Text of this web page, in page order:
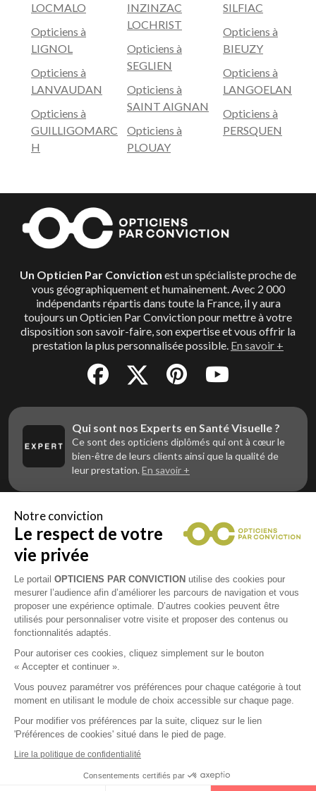
LOCMALO
Opticiens à
LIGNOL
Opticiens à
LANVAUDAN
Opticiens à
GUILLIGOMARC
H
INZINZAC
LOCHRIST
Opticiens à
SEGLIEN
Opticiens à
SAINT AIGNAN
Opticiens à
PLOUAY
SILFIAC
Opticiens à
BIEUZY
Opticiens à
LANGOELAN
Opticiens à
PERSQUEN
Un Opticien Par Conviction est un spécialiste proche de
vous géographiquement et humainement. Avec 2 000
indépendants répartis dans toute la France, il y aura
toujours un Opticien Par Conviction pour mettre à votre
disposition son savoir-faire, son expertise et vous offrir la
prestation la plus personnalisée possible. En savoir +
Qui sont nos Experts en Santé Visuelle ?
Ce sont des opticiens diplômés qui ont à cœur le
bien-être de leurs clients ainsi que la qualité de
leur prestation. En savoir +
Vous êtes un professionnel de la vue et
vous souhaitez nous rejoindre ?
Contactez Alliance Optic, la centrale d’achats et
d’accompagnement des opticiens indépendants
Contacts
2026 © Opticiens Par Conviction. Tous droits
Notre conviction
Le respect de votre
vie privée
Le portail OPTICIENS PAR CONVICTION utilise des cookies pour
mesurer l’audience afin d’améliorer les parcours de navigation et vous
proposer une expérience optimale. D’autres cookies peuvent être
utilisés pour personnaliser votre visite et proposer des contenus ou
fonctionnalités adaptés.
Pour autoriser ces cookies, cliquez simplement sur le bouton
« Accepter et continuer ».
Vous pouvez paramétrer vos préférences pour chaque catégorie à tout
moment en utilisant le module de choix accessible sur chaque page.
Pour modifier vos préférences par la suite, cliquez sur le lien
'Préférences de cookies' situé dans le pied de page.
Lire la politique de confidentialité
Consentements certifiés par